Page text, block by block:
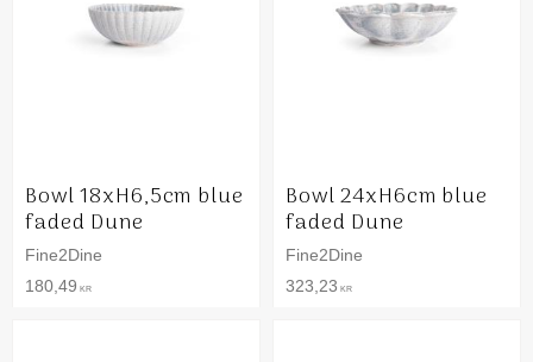
Bowl 18xH6,5cm blue
faded Dune
Fine2Dine
180,49 KR
Bowl 24xH6cm blue
faded Dune
Fine2Dine
323,23 KR